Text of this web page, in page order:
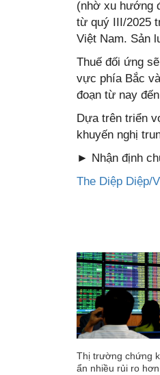
(nhờ xu hướng
từ quý III/2025
Việt Nam. Sản
Thuế đối ứng
vực phía Bắc
đoạn từ nay
Dựa trên triển
khuyến nghị
► Nhận định
The Diệp Diệp/
Thị trường chứng
ẩn nhiều rủi ro